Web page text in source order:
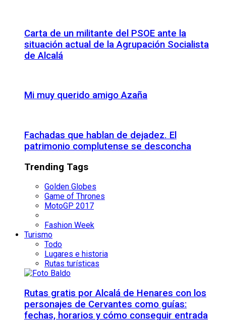
Carta de un militante del PSOE ante la
situación actual de la Agrupación Socialista
de Alcalá
Mi muy querido amigo Azaña
Fachadas que hablan de dejadez. El
patrimonio complutense se desconcha
Trending Tags
Golden Globes
Game of Thrones
MotoGP 2017
Fashion Week
Turismo
Todo
Lugares e historia
Rutas turísticas
Rutas gratis por Alcalá de Henares con los
personajes de Cervantes como guías:
fechas, horarios y cómo conseguir entrada